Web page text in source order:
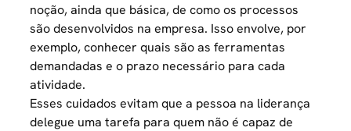
noção, ainda que básica, de como os processos
são desenvolvidos na empresa. Isso envolve, por
exemplo, conhecer quais são as ferramentas
demandadas e o prazo necessário para cada
atividade.
Esses cuidados evitam que a pessoa na liderança
delegue uma tarefa para quem não é capaz de